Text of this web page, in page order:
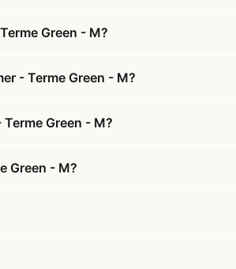
Green - M?
- Terme Green - M?
Green - M?
Green - M?